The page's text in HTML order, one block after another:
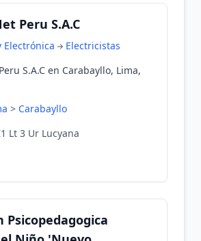
Peru S.A.C
Electrónica
Electricistas
S.A.C en Carabayllo, Lima,
> Carabayllo
Lt 3 Ur Lucyana
Psicopedagogica